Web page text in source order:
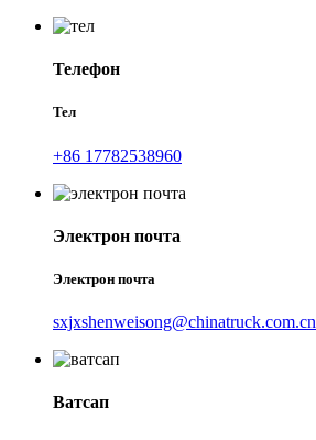
Телефон
Тел
+86 17782538960
Электрон почта
Электрон почта
sxjxshenweisong@chinatruck.com.cn
Ватсап